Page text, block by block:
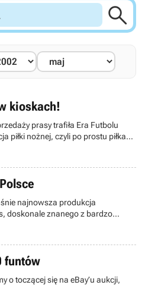

kioskach!
prasy trafiła Era Futbolu
piłki nożnej, czyli po prostu piłka
głównej, wydana na okoliczność
Gra została wydana na licencji
dzięki czemu polska reprezentacja
składzie.
najnowsza produkcja
doskonale znanego z bardzo
Tym razem nie jest inaczej - The
do wyścigów samochodowych
dla gier akcji. To co
na kultowym filmie z 1969
Cainem w roli głównej.
funtów
o toczącej się na eBay’u aukcji,